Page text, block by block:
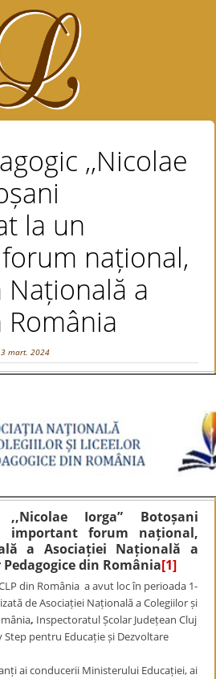
,,Nicolae
la un
național,
a
România
mart. 2024
,,Nicolae Iorga” Botoșani
important forum național,
a Asociației Națională a
din România[1]
din România a avut loc în perioada 1-
de Asociației Națională a Colegiilor și
, Inspectoratul Școlar Județean Cluj
Step pentru Educație și Dezvoltare
ai conducerii Ministerului Educației, ai